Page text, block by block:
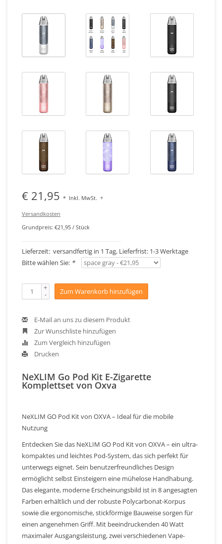
€ 21,95 * Inkl. MwSt. +
Versandkosten
Grundpreis: €21,95 / Stück
Lieferzeit: versandfertig in 1 Tag, Lieferfrist: 1-3 Werktage
Bitte wählen Sie: *
+
- Zum Warenkorb hinzufügen
E-Mail an uns zu diesem Produkt
Zur Wunschliste hinzufügen
Zum Vergleich hinzufügen
Drucken
NeXLIM Go Pod Kit E-Zigarette
Komplettset von Oxva
NeXLIM GO Pod Kit von OXVA – Ideal für die mobile
Nutzung
Entdecken Sie das NeXLIM GO Pod Kit von OXVA – ein ultra-
kompaktes und leichtes Pod-System, das sich perfekt für
unterwegs eignet. Sein benutzerfreundliches Design
ermöglicht selbst Einsteigern eine mühelose Handhabung.
Das elegante, moderne Erscheinungsbild ist in 8 angesagten
Farben erhältlich und der robuste Polycarbonat-Korpus
sowie die ergonomische, stickförmige Bauweise sorgen für
einen angenehmen Griff. Mit beeindruckenden 40 Watt
maximaler Ausgangsleistung, zwei verschiedenen Vape-